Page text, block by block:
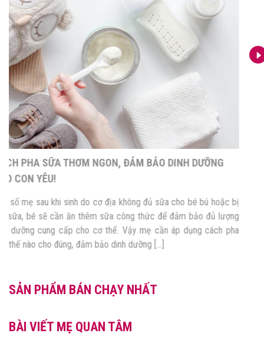
CÁCH PHA SỮA THƠM NGON, ĐẢM BẢO DINH DƯỠNG
CHO CON YÊU!
Một số mẹ sau khi sinh do cơ địa không đủ sữa cho bé bú hoặc bị
tắc sữa, bé sẽ cần ăn thêm sữa công thức để đảm bảo đủ lượng
dinh dưỡng cung cấp cho cơ thể. Vậy mẹ cần áp dụng cách pha
sữa thế nào cho đúng, đảm bảo dinh dưỡng […]
SẢN PHẨM BÁN CHẠY NHẤT
BÀI VIẾT MẸ QUAN TÂM